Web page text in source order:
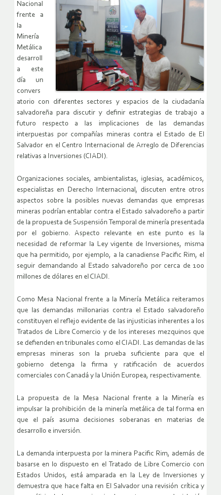
Nacional
frente a
la
Minería
Metálica
desarroll
a este
día un
convers
atorio con diferentes sectores y espacios de la ciudadanía
salvadoreña para discutir y definir estrategias de trabajo a
futuro respecto a las implicaciones de las demandas
interpuestas por compañías mineras contra el Estado de El
Salvador en el Centro Internacional de Arreglo de Diferencias
relativas a Inversiones (CIADI).
Organizaciones sociales, ambientalistas, iglesias, académicos,
especialistas en Derecho Internacional, discuten entre otros
aspectos sobre la posibles nuevas demandas que empresas
mineras podrían entablar contra el Estado salvadoreño a partir
de la propuesta de Suspensión Temporal de minería presentada
por el gobierno. Aspecto relevante en este punto es la
necesidad de reformar la Ley vigente de Inversiones, misma
que ha permitido, por ejemplo, a la canadiense Pacific Rim, el
seguir demandando al Estado salvadoreño por cerca de 100
millones de dólares en el CIADI.
Como Mesa Nacional frente a la Minería Metálica reiteramos
que las demandas millonarias contra el Estado salvadoreño
constituyen el reflejo evidente de las injusticias inherentes a los
Tratados de Libre Comercio y de los intereses mezquinos que
se defienden en tribunales como el CIADI. Las demandas de las
empresas mineras son la prueba suficiente para que el
gobierno detenga la firma y ratificación de acuerdos
comerciales con Canadá y la Unión Europea, respectivamente.
La propuesta de la Mesa Nacional frente a la Minería es
impulsar la prohibición de la minería metálica de tal forma en
que el país asuma decisiones soberanas en materias de
desarrollo e inversión.
La demanda interpuesta por la minera Pacific Rim, además de
basarse en lo dispuesto en el Tratado de Libre Comercio con
Estados Unidos, está amparada en la Ley de Inversiones y
demuestra que hace falta en El Salvador una revisión crítica y